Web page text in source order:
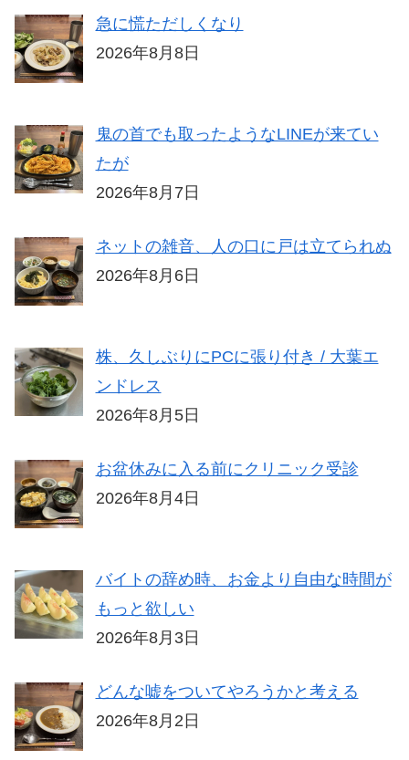
急に慌ただしくなり
2026年8月8日
鬼の首でも取ったようなLINEが来てい
たが
2026年8月7日
ネットの雑音、人の口に戸は立てられぬ
2026年8月6日
株、久しぶりにPCに張り付き / 大葉エ
ンドレス
2026年8月5日
お盆休みに入る前にクリニック受診
2026年8月4日
バイトの辞め時、お金より自由な時間が
もっと欲しい
2026年8月3日
どんな嘘をついてやろうかと考える
2026年8月2日